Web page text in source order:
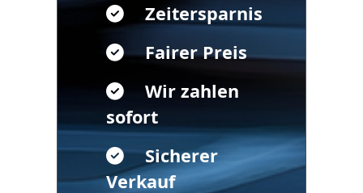
Zeitersparnis
Fairer Preis
Wir zahlen
sofort
Sicherer
Verkauf